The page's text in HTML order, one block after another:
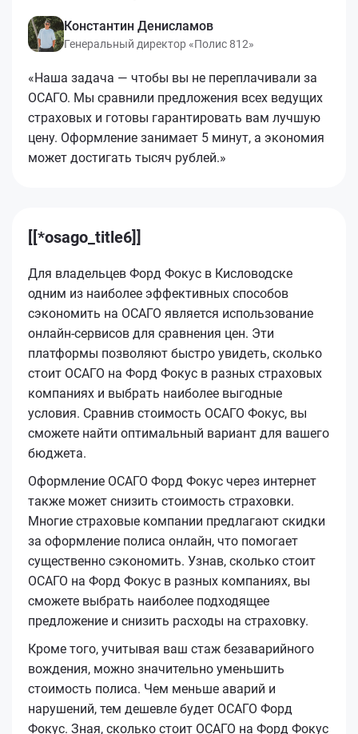
Константин Денисламов
Генеральный директор «Полис 812»
«Наша задача — чтобы вы не переплачивали за
ОСАГО. Мы сравнили предложения всех ведущих
страховых и готовы гарантировать вам лучшую
цену. Оформление занимает 5 минут, а экономия
может достигать тысяч рублей.»
[[*osago_title6]]
Для владельцев Форд Фокус в Кисловодске
одним из наиболее эффективных способов
сэкономить на ОСАГО является использование
онлайн-сервисов для сравнения цен. Эти
платформы позволяют быстро увидеть, сколько
стоит ОСАГО на Форд Фокус в разных страховых
компаниях и выбрать наиболее выгодные
условия. Сравнив стоимость ОСАГО Фокус, вы
сможете найти оптимальный вариант для вашего
бюджета.
Оформление ОСАГО Форд Фокус через интернет
также может снизить стоимость страховки.
Многие страховые компании предлагают скидки
за оформление полиса онлайн, что помогает
существенно сэкономить. Узнав, сколько стоит
ОСАГО на Форд Фокус в разных компаниях, вы
сможете выбрать наиболее подходящее
предложение и снизить расходы на страховку.
Кроме того, учитывая ваш стаж безаварийного
вождения, можно значительно уменьшить
стоимость полиса. Чем меньше аварий и
нарушений, тем дешевле будет ОСАГО Форд
Фокус. Зная, сколько стоит ОСАГО на Форд Фокус